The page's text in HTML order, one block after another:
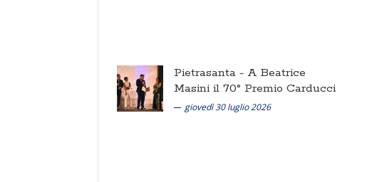
Pietrasanta - A Beatrice
Masini il 70° Premio Carducci
giovedì 30 luglio 2026